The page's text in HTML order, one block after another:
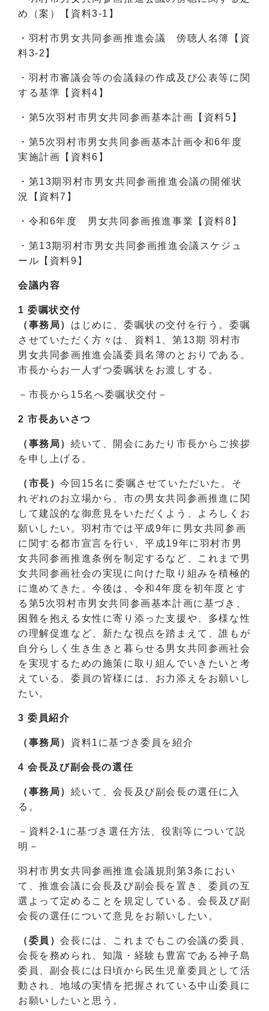
め（案）【資料3-1】
・羽村市男女共同参画推進会議 傍聴人名簿【資
料3-2】
・羽村市審議会等の会議録の作成及び公表等に関
する基準【資料4】
・第5次羽村市男女共同参画基本計画【資料5】
・第5次羽村市男女共同参画基本計画令和6年度
実施計画【資料6】
・第13期羽村市男女共同参画推進会議の開催状
況【資料7】
・令和6年度 男女共同参画推進事業【資料8】
・第13期羽村市男女共同参画推進会議スケジュ
ール【資料9】
会議内容
1 委嘱状交付
（事務局） はじめに、委嘱状の交付を行う。委嘱
させていただく方々は、資料1、第13期 羽村市
男女共同参画推進会議委員名簿のとおりである。
市長からお一人ずつ委嘱状をお渡しする。
－市長から15名へ委嘱状交付－
2 市長あいさつ
（事務局） 続いて、開会にあたり市長からご挨拶
を申し上げる。
（市長）今回15名に委嘱させていただいた。そ
れぞれのお立場から、市の男女共同参画推進に関
して建設的な御意見をいただくよう、よろしくお
願いしたい。羽村市では平成9年に男女共同参画
に関する都市宣言を行い、平成19年に羽村市男
女共同参画推進条例を制定するなど、これまで男
女共同参画社会の実現に向けた取り組みを積極的
に進めてきた。今後は、令和4年度を初年度とす
る第5次羽村市男女共同参画基本計画に基づき、
困難を抱える女性に寄り添った支援や、多様な性
の理解促進など、新たな視点を踏まえて、誰もが
自分らしく生き生きと暮らせる男女共同参画社会
を実現するための施策に取り組んでいきたいと考
えている。委員の皆様には、お力添えをお願いし
たい。
3 委員紹介
（事務局） 資料1に基づき委員を紹介
4 会長及び副会長の選任
（事務局） 続いて、会長及び副会長の選任に入
る。
－資料2-1に基づき選任方法、役割等について説
明－
羽村市男女共同参画推進会議規則第3条におい
て、推進会議に会長及び副会長を置き、委員の互
選よって定めることを規定している。会長及び副
会長の選任について意見をお願いしたい。
（委員）会長には、これまでもこの会議の委員、
会長を務められ、知識・経験も豊富である神子島
委員、副会長には日頃から民生児童委員として活
動され、地域の実情を把握されている中山委員に
お願いしたいと思う。